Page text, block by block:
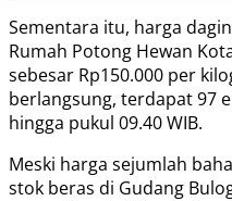
Sementara itu, harga
Rumah Potong Hewan
sebesar Rp150.000 per
berlangsung, terdapat 97
hingga pukul 09.40 WIB.
Meski harga sejumlah
stok beras di Gudang